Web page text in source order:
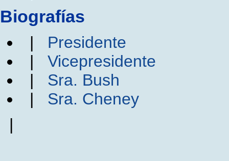
Biografías
| Presidente
| Vicepresidente
| Sra. Bush
| Sra. Cheney
|